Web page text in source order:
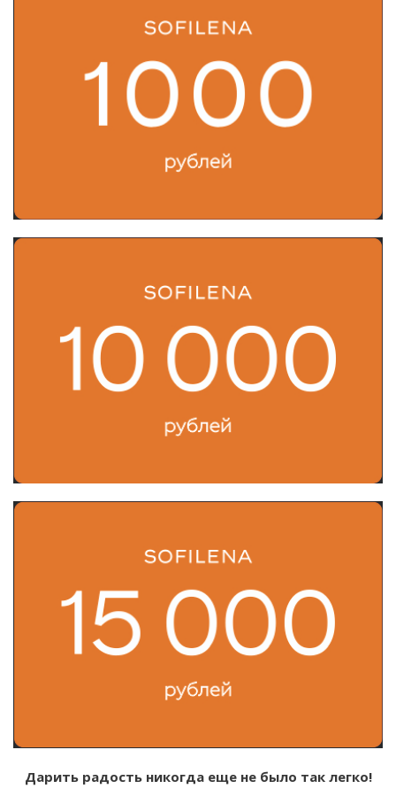
Дарить радость никогда еще не было так легко!